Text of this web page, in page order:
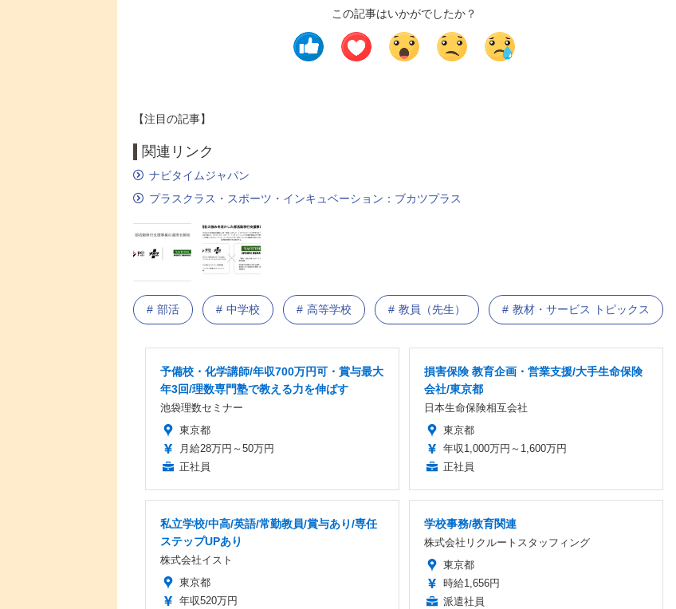
この記事はいかがでしたか？
【注目の記事】
関連リンク
ナビタイムジャパン
プラスクラス・スポーツ・インキュベーション：ブカツプラス
部活 中学校 高等学校 教員（先生） 教材・サービス トピックス
予備校・化学講師/年収700万円可・賞与最大
年3回/理数専門塾で教える力を伸ばす
池袋理数セミナー
東京都
月給28万円～50万円
正社員
損害保険 教育企画・営業支援/大手生命保険
会社/東京都
日本生命保険相互会社
東京都
年収1,000万円～1,600万円
正社員
私立学校/中高/英語/常勤教員/賞与あり/専任
ステップUPあり
株式会社イスト
東京都
年収520万円
学校事務/教育関連
株式会社リクルートスタッフィング
東京都
時給1,656円
派遣社員